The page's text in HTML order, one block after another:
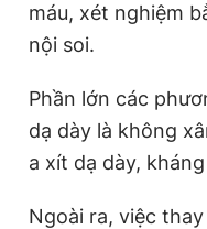
máu, xét nghiệm
nội soi.
Phần lớn các
dạ dày là không
a xít dạ dày,
Ngoài ra, việc